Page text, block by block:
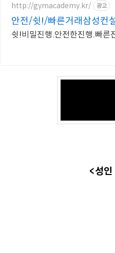
http://gymacademy.kr/ 광고
안전/쉿!/빠른거래삼성컨
쉿!비밀진행.안전한진행.빠른
<성인